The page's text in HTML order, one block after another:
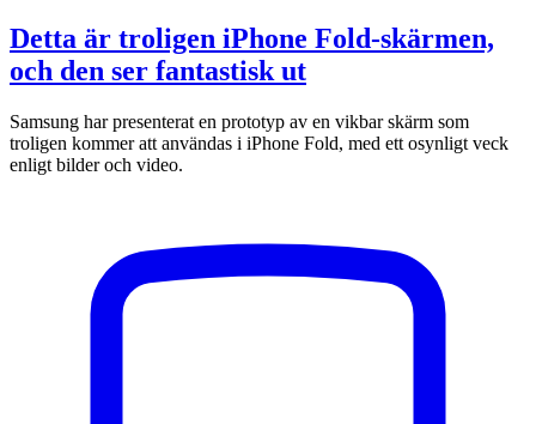
Detta är troligen iPhone Fold-skärmen,
och den ser fantastisk ut
Samsung har presenterat en prototyp av en vikbar skärm som
troligen kommer att användas i iPhone Fold, med ett osynligt veck
enligt bilder och video.